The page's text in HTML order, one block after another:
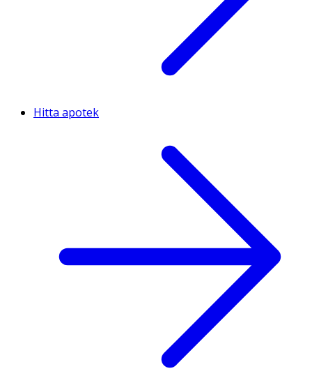
Hitta apotek